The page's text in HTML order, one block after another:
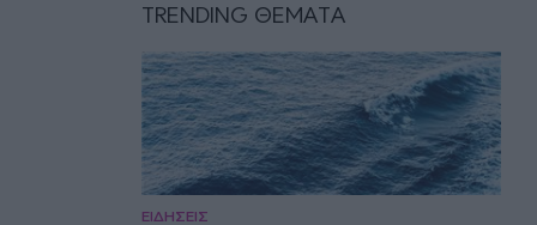
TRENDING ΘΕΜΑΤΑ
ΕΙΔΗΣΕΙΣ